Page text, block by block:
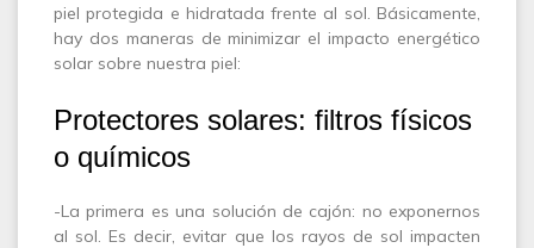
piel protegida e hidratada frente al sol. Básicamente,
hay dos maneras de minimizar el impacto energético
solar sobre nuestra piel:
Protectores solares: filtros físicos
o químicos
-La primera es una solución de cajón: no exponernos
al sol. Es decir, evitar que los rayos de sol impacten